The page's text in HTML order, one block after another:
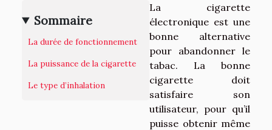
Sommaire
La durée de fonctionnement
La puissance de la cigarette
Le type d’inhalation
La cigarette
électronique est une
bonne alternative
pour abandonner le
tabac. La bonne
cigarette doit
satisfaire son
utilisateur, pour qu’il
puisse obtenir même